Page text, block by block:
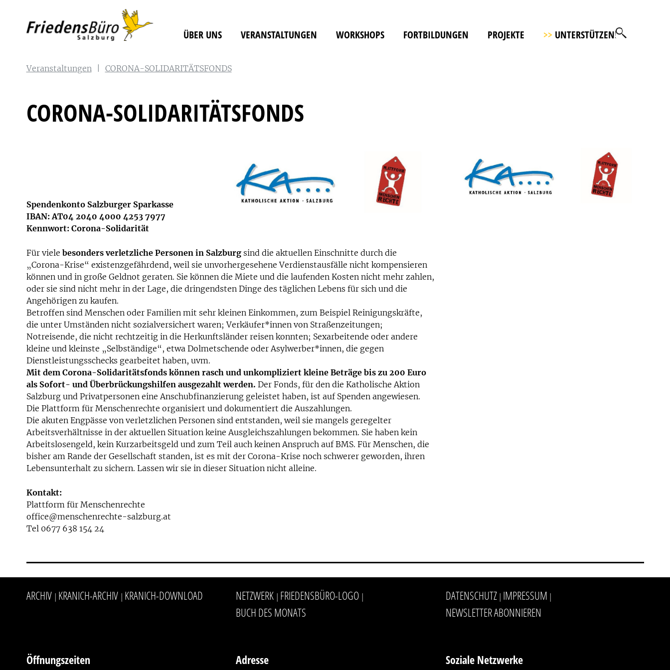
ÜBER UNS VERANSTALTUNGEN WORKSHOPS FORTBILDUNGEN PROJEKTE >> UNTERSTÜTZEN!
Veranstaltungen CORONA-SOLIDARITÄTSFONDS
CORONA-SOLIDARITÄTSFONDS
Spendenkonto Salzburger Sparkasse
IBAN: AT04 2040 4000 4253 7977
Kennwort: Corona-Solidarität
Für viele besonders verletzliche Personen in Salzburgsind die aktuellen Einschnitte durch die
„Corona-Krise“ existenzgefährdend, weil sie unvorhergesehene Verdienstausfälle nicht kompensieren
können und in große Geldnot geraten. Sie können die Miete und die laufenden Kosten nicht mehr zahlen,
oder sie sind nicht mehr in der Lage, die dringendsten Dinge des täglichen Lebens für sich und die
Angehörigen zu kaufen.
Betroffen sind Menschen oder Familien mit sehr kleinen Einkommen, zum Beispiel Reinigungskräfte,
die unter Umständen nicht sozialversichert waren; Verkäufer*innen von Straßenzeitungen;
Notreisende, die nicht rechtzeitig in die Herkunftsländer reisen konnten; Sexarbeitende oder andere
kleine und kleinste „Selbständige“, etwa Dolmetschende oder Asylwerber*innen, die gegen
Dienstleistungsschecks gearbeitet haben, uvm.
Mit dem Corona-Solidaritätsfonds können rasch und unkompliziert kleine Beträge bis zu 200 Euro
als Sofort- und Überbrückungshilfen ausgezahlt werden. Der Fonds, für den die Katholische Aktion
Salzburg und Privatpersonen eine Anschubfinanzierung geleistet haben, ist auf Spenden angewiesen.
Die Plattform für Menschenrechte organisiert und dokumentiert die Auszahlungen.
Die akuten Engpässe von verletzlichen Personen sind entstanden, weil sie mangels geregelter
Arbeitsverhältnisse in der aktuellen Situation keine Ausgleichszahlungen bekommen. Sie haben kein
Arbeitslosengeld, kein Kurzarbeitsgeld und zum Teil auch keinen Anspruch auf BMS. Für Menschen, die
bisher am Rande der Gesellschaft standen, ist es mit der Corona-Krise noch schwerer geworden, ihren
Lebensunterhalt zu sichern. Lassen wir sie in dieser Situation nicht alleine.
Kontakt:
Plattform für Menschenrechte
office@menschenrechte-salzburg.at
Tel 0677 638 154 24
ARCHIV | KRANICH-ARCHIV | KRANICH-DOWNLOAD NETZWERK | FRIEDENSBÜRO-LOGO |
BUCH DES MONATS
DATENSCHUTZ | IMPRESSUM |
NEWSLETTER ABONNIEREN
Öffnungszeiten Adresse Soziale Netzwerke